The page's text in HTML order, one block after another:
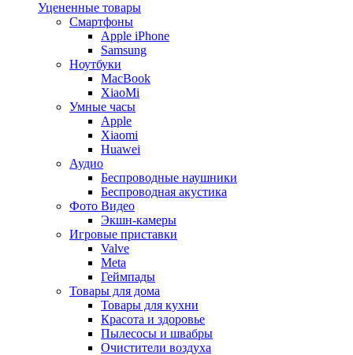
Уцененные товары
Cмартфоны
Apple iPhone
Samsung
Ноутбуки
MacBook
XiaoMi
Умные часы
Apple
Xiaomi
Huawei
Аудио
Беспроводные наушники
Беспроводная акустика
Фото Видео
Экшн-камеры
Игровые приставки
Valve
Meta
Геймпады
Товары для дома
Товары для кухни
Красота и здоровье
Пылесосы и швабры
Очистители воздуха